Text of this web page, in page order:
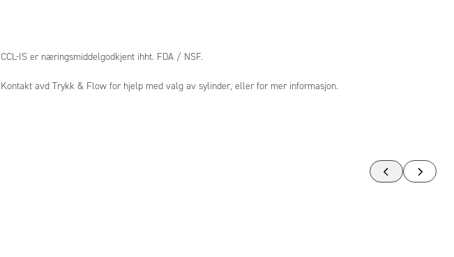
CCL-IS er næringsmiddelgodkjent ihht. FDA / NSF.
Kontakt avd Trykk & Flow for hjelp med valg av sylinder, eller for mer informasjon.